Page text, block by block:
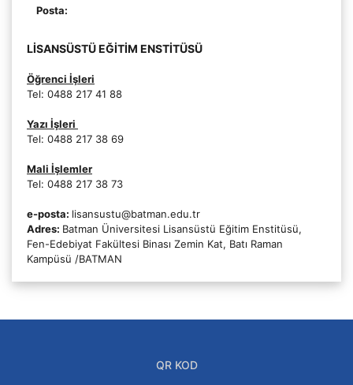
Posta:
LİSANSÜSTÜ EĞİTİM ENSTİTÜSÜ
Öğrenci İşleri
Tel: 0488 217 41 88
Yazı İşleri
Tel: 0488 217 38 69
Mali İşlemler
Tel: 0488 217 38 73
e-posta: lisansustu@batman.edu.tr
Adres: Batman Üniversitesi Lisansüstü Eğitim Enstitüsü,
Fen-Edebiyat Fakültesi Binası Zemin Kat, Batı Raman
Kampüsü /BATMAN
QR KOD